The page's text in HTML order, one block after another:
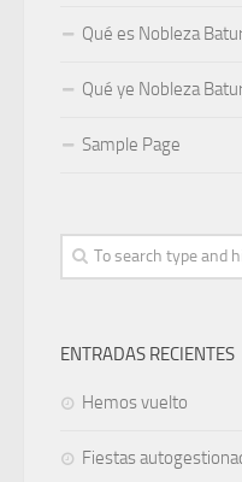
Qué es Nobleza
Qué ye Nobleza
Sample Page
ENTRADAS RECIENTES
Hemos vuelto
Fiestas